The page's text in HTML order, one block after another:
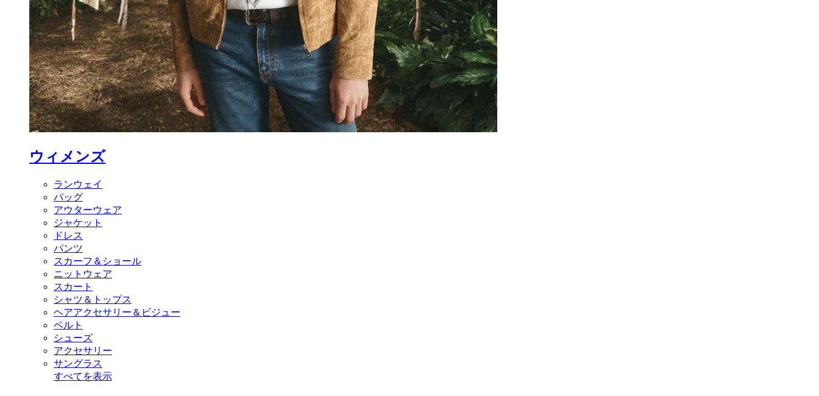
ウィメンズ
ランウェイ
バッグ
アウターウェア
ジャケット
ドレス
パンツ
スカーフ＆ショール
ニットウェア
スカート
シャツ＆トップス
ヘアアクセサリー＆ビジュー
ベルト
シューズ
アクセサリー
サングラス
すべてを表示